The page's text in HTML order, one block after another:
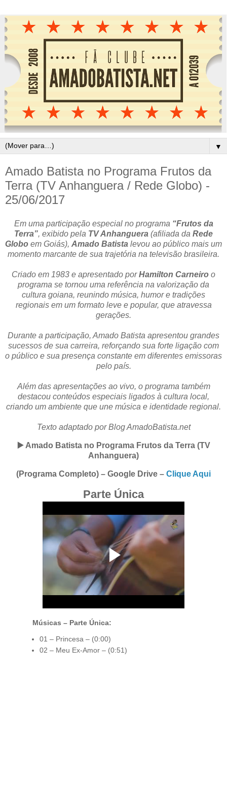
▼
Amado Batista no Programa Frutos da
Terra (TV Anhanguera / Rede Globo) -
25/06/2017
Em uma participação especial no programa “Frutos da
Terra”, exibido pela TV Anhanguera (afiliada da Rede
Globo em Goiás), Amado Batista levou ao público mais um
momento marcante de sua trajetória na televisão brasileira.
Criado em 1983 e apresentado porHamilton Carneiro o
programa se tornou uma referência na valorização da
cultura goiana, reunindo música, humor e tradições
regionais em um formato leve e popular, que atravessa
gerações.
Durante a participação, Amado Batista apresentou grandes
sucessos de sua carreira, reforçando sua forte ligação com
o público e sua presença constante em diferentes emissoras
pelo país.
Além das apresentações ao vivo, o programa também
destacou conteúdos especiais ligados à cultura local,
criando um ambiente que une música e identidade regional.
Texto adaptado por Blog AmadoBatista.net
▶️ Amado Batista no Programa Frutos da Terra (TV
Anhanguera)
(Programa Completo) – Google Drive – Clique Aqui
Parte Única
Músicas – Parte Única:
01 – Princesa – (0:00)
02 – Meu Ex-Amor – (0:51)